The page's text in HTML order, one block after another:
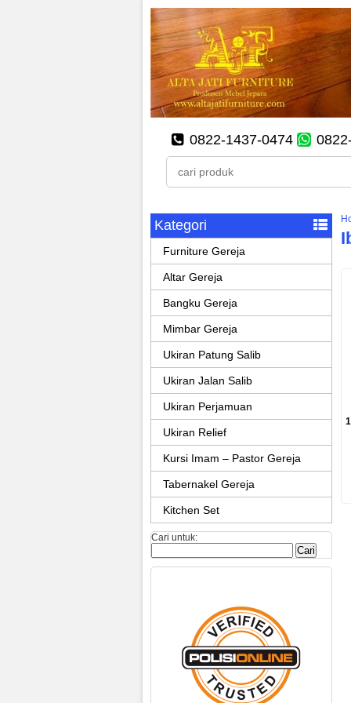
0822-1437-0474
Kategori
Furniture Gereja
Altar Gereja
Bangku Gereja
Mimbar Gereja
Ukiran Patung Salib
Ukiran Jalan Salib
Ukiran Perjamuan
Ukiran Relief
Kursi Imam – Pastor Gereja
Tabernakel Gereja
Kitchen Set
Cari untuk: